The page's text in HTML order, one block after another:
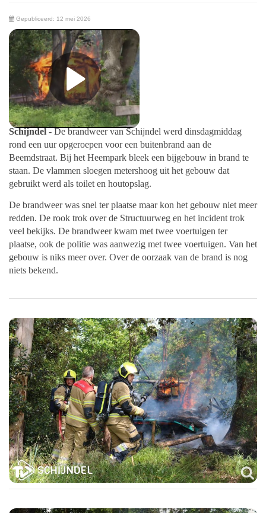
Gepubliceerd: 12 mei 2026
Schijndel- De brandweer van Schijndel werd dinsdagmiddag
rond een uur opgeroepen voor een buitenbrand aan de
Beemdstraat. Bij het Heempark bleek een bijgebouw in brand te
staan. De vlammen sloegen metershoog uit het gebouw dat
gebruikt werd als toilet en houtopslag.
De brandweer was snel ter plaatse maar kon het gebouw niet meer
redden. De rook trok over de Structuurweg en het incident trok
veel bekijks. De brandweer kwam met twee voertuigen ter
plaatse, ook de politie was aanwezig met twee voertuigen. Van het
gebouw is niks meer over. Over de oorzaak van de brand is nog
niets bekend.